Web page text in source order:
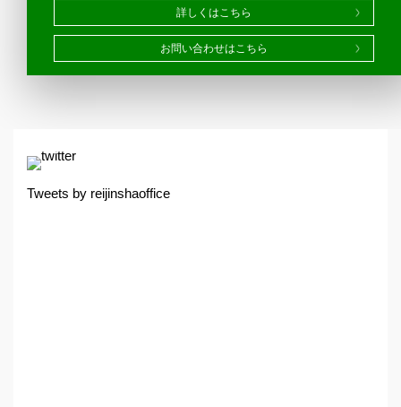
詳しくはこちら
お問い合わせはこちら
Tweets by reijinshaoffice